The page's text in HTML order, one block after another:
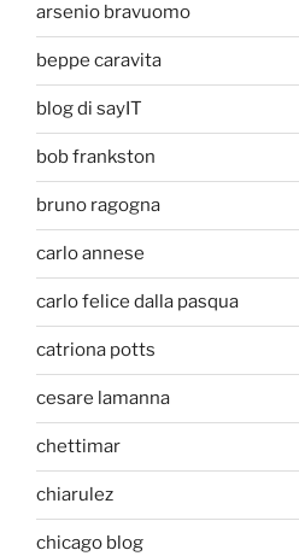
arsenio bravuomo
beppe caravita
blog di sayIT
bob frankston
bruno ragogna
carlo annese
carlo felice dalla pasqua
catriona potts
cesare lamanna
chettimar
chiarulez
chicago blog